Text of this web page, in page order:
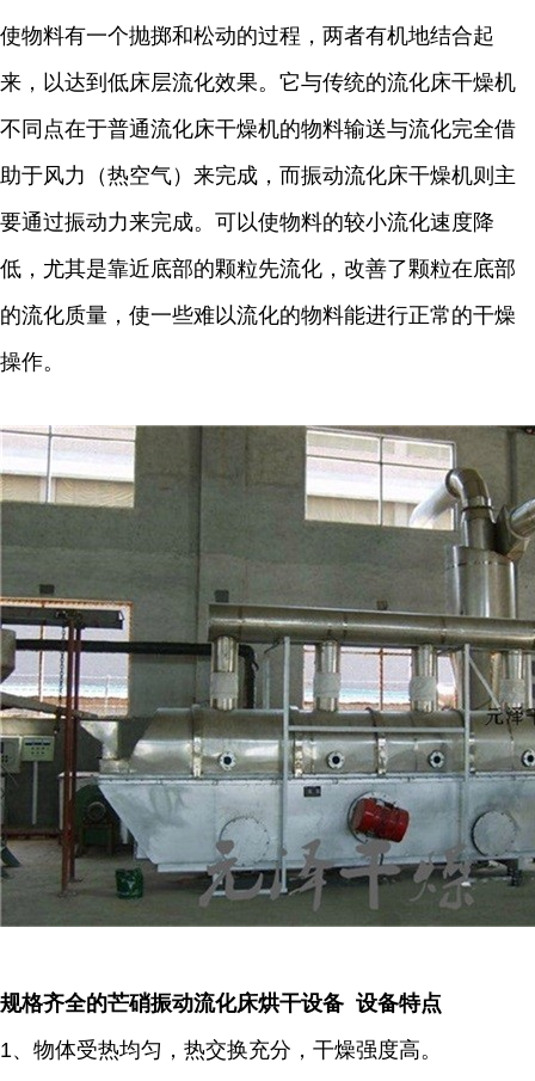
使物料有一个抛掷和松动的过程，两者有机地结合起
来，以达到低床层流化效果。它与传统的流化床干燥机
不同点在于普通流化床干燥机的物料输送与流化完全借
助于风力（热空气）来完成，而振动流化床干燥机则主
要通过振动力来完成。可以使物料的较小流化速度降
低，尤其是靠近底部的颗粒先流化，改善了颗粒在底部
的流化质量，使一些难以流化的物料能进行正常的干燥
操作。
规格齐全的芒硝振动流化床烘干设备 设备特点
1、物体受热均匀，热交换充分，干燥强度高。